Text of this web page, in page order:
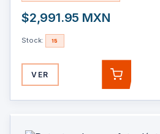
$2,991.95 MXN
Stock: 15
VER AGREGAR